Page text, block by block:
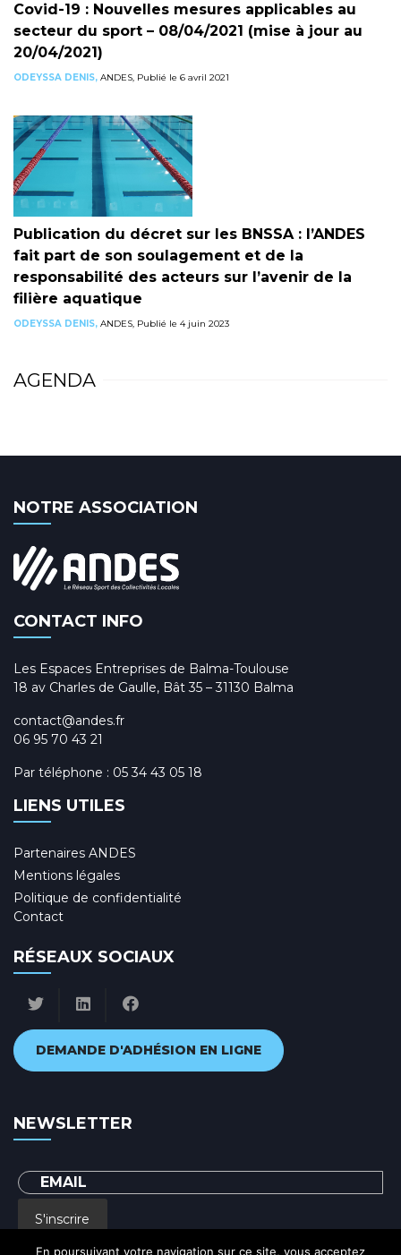
Covid-19 : Nouvelles mesures applicables au
secteur du sport – 08/04/2021 (mise à jour au
20/04/2021)
ODEYSSA DENIS, ANDES, Publié le 6 avril 2021
Publication du décret sur les BNSSA : l’ANDES
fait part de son soulagement et de la
responsabilité des acteurs sur l’avenir de la
filière aquatique
ODEYSSA DENIS, ANDES, Publié le 4 juin 2023
AGENDA
NOTRE ASSOCIATION
CONTACT INFO
Les Espaces Entreprises de Balma-Toulouse
18 av Charles de Gaulle, Bât 35 – 31130 Balma
contact@andes.fr
06 95 70 43 21
Par téléphone : 05 34 43 05 18
LIENS UTILES
Partenaires ANDES
Mentions légales
Politique de confidentialité
Contact
RÉSEAUX SOCIAUX
DEMANDE D'ADHÉSION EN LIGNE
NEWSLETTER
S'inscrire
En poursuivant votre navigation sur ce site, vous acceptez